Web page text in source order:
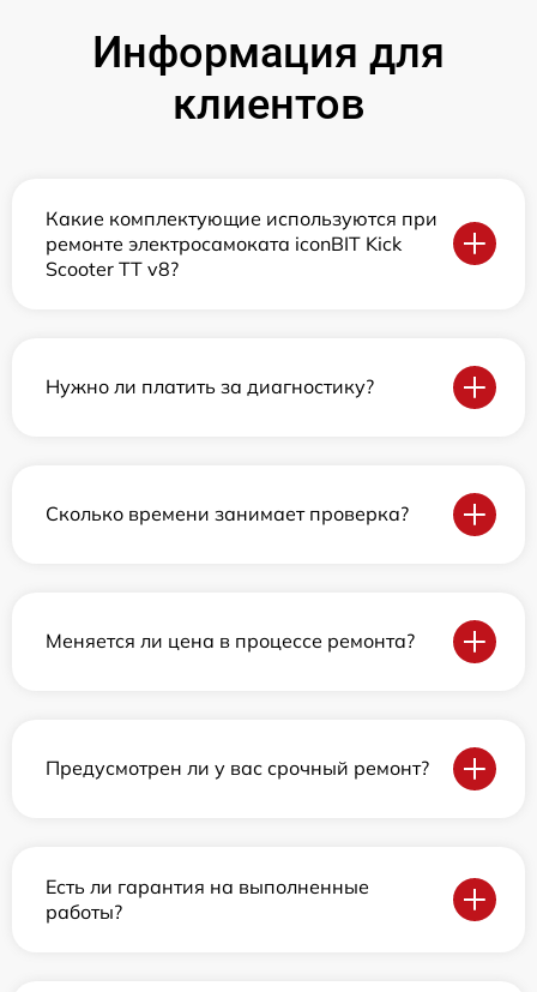
Информация для
клиентов
Какие комплектующие используются при
ремонте электросамоката iconBIT Kick
Scooter TT v8?
Нужно ли платить за диагностику?
Сколько времени занимает проверка?
Меняется ли цена в процессе ремонта?
Предусмотрен ли у вас срочный ремонт?
Есть ли гарантия на выполненные
работы?